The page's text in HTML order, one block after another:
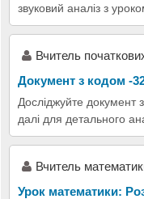
звуковий аналіз з
Вчитель
Документ з кодом -
Досліджуйте документ
далі для детального
Вчитель
Урок математики: